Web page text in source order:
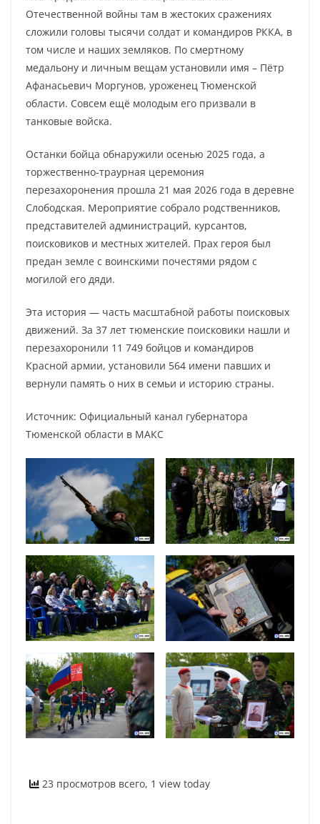
Отечественной войны там в жестоких сражениях
сложили головы тысячи солдат и командиров РККА, в
том числе и наших земляков. По смертному
медальону и личным вещам установили имя – Пётр
Афанасьевич Моргунов, уроженец Тюменской
области. Совсем ещё молодым его призвали в
танковые войска.
Останки бойца обнаружили осенью 2025 года, а
торжественно-траурная церемония
перезахоронения прошла 21 мая 2026 года в деревне
Слободская. Мероприятие собрало родственников,
представителей администраций, курсантов,
поисковиков и местных жителей. Прах героя был
предан земле с воинскими почестями рядом с
могилой его дяди.
Эта история — часть масштабной работы поисковых
движений. За 37 лет тюменские поисковики нашли и
перезахоронили 11 749 бойцов и командиров
Красной армии, установили 564 имени павших и
вернули память о них в семьи и историю страны.
Источник: Официальный канал губернатора
Тюменской области в МАКС
23 просмотров всего, 1 view today